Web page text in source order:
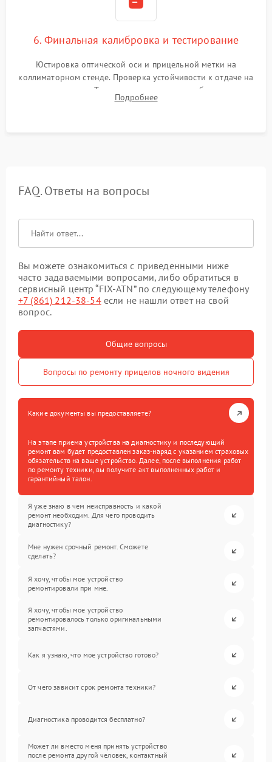
6. Финальная калибровка и тестирование
Юстировка оптической оси и прицельной метки на
коллиматорном стенде. Проверка устойчивости к отдаче на
ударном стенде. Тестирование качества изображения в
темноте, дальности обнаружения и корректной работы всех
Подробнее
FAQ. Ответы на вопросы
Вы можете ознакомиться с приведенными ниже
часто задаваемыми вопросами, либо обратиться в
сервисный центр “FIX-ATN” по следующему телефону
+7 (861) 212-38-54если не нашли ответ на свой
вопрос.
Общие вопросы
Вопросы по ремонту прицелов ночного видения
Какие документы вы предоставляете?
На этапе приема устройства на диагностику и последующий
ремонт вам будет предоставлен заказ-наряд с указанием страховых
обязательств на ваше устройство. Далее, после выполнения работ
по ремонту техники, вы получите акт выполненных работ и
гарантийный талон.
Я уже знаю в чем неисправность и какой
ремонт необходим. Для чего проводить
диагностику?
Мне нужен срочный ремонт. Сможете
сделать?
Я хочу, чтобы мое устройство
ремонтировали при мне.
Я хочу, чтобы мое устройство
ремонтировалось только оригинальными
запчастями.
Как я узнаю, что мое устройство готово?
От чего зависит срок ремонта техники?
Диагностика проводится бесплатно?
Может ли вместо меня принять устройство
после ремонта другой человек, контактный